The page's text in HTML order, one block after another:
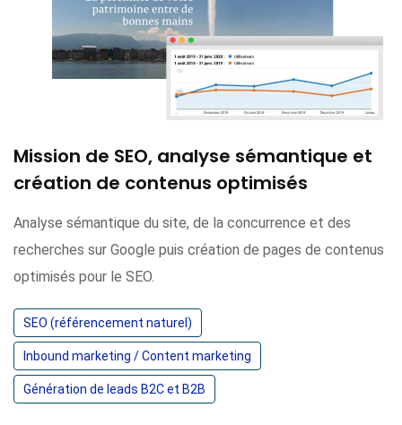
Mission de SEO, analyse sémantique et
création de contenus optimisés
Analyse sémantique du site, de la concurrence et des
recherches sur Google puis création de pages de contenus
optimisés pour le SEO.
SEO (référencement naturel)
Inbound marketing / Content marketing
Génération de leads B2C et B2B